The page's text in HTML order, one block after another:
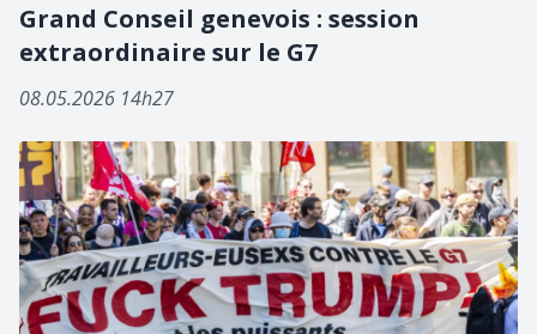
Grand Conseil genevois : session
extraordinaire sur le G7
08.05.2026 14h27